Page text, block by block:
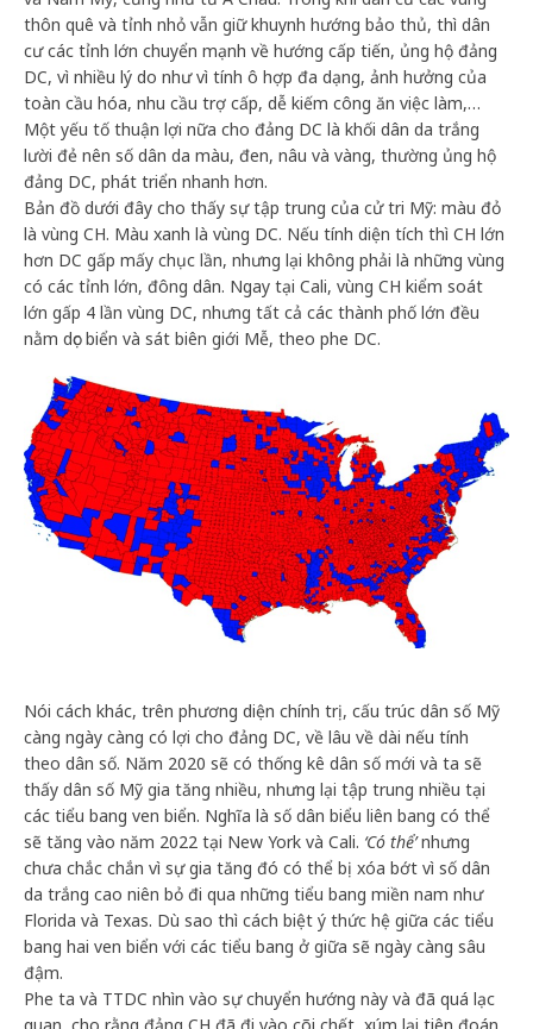
thôn quê và tỉnh nhỏ vẫn giữ khuynh hướng bảo thủ, thì dân
cư các tỉnh lớn chuyển mạnh về hướng cấp tiến, ủng hộ đảng
DC, vì nhiều lý do như vì tính ô hợp đa dạng, ảnh hưởng của
toàn cầu hóa, nhu cầu trợ cấp, dễ kiếm công ăn việc làm,…
Một yếu tố thuận lợi nữa cho đảng DC là khối dân da trắng
lười đẻ nên số dân da màu, đen, nâu và vàng, thường ủng hộ
đảng DC, phát triển nhanh hơn.
Bản đồ dưới đây cho thấy sự tập trung của cử tri Mỹ: màu đỏ
là vùng CH. Màu xanh là vùng DC. Nếu tính diện tích thì CH lớn
hơn DC gấp mấy chục lần, nhưng lại không phải là những vùng
có các tỉnh lớn, đông dân. Ngay tại Cali, vùng CH kiểm soát
lớn gấp 4 lần vùng DC, nhưng tất cả các thành phố lớn đều
nằm dọc biển và sát biên giới Mễ, theo phe DC.
Nói cách khác, trên phương diện chính trị, cấu trúc dân số Mỹ
càng ngày càng có lợi cho đảng DC, về lâu về dài nếu tính
theo dân số. Năm 2020 sẽ có thống kê dân số mới và ta sẽ
thấy dân số Mỹ gia tăng nhiều, nhưng lại tập trung nhiều tại
các tiểu bang ven biển. Nghĩa là số dân biểu liên bang có thể
sẽ tăng vào năm 2022 tại New York và Cali. ‘Có thể’nhưng
chưa chắc chắn vì sự gia tăng đó có thể bị xóa bớt vì số dân
da trắng cao niên bỏ đi qua những tiểu bang miền nam như
Florida và Texas. Dù sao thì cách biệt ý thức hệ giữa các tiểu
bang hai ven biển với các tiểu bang ở giữa sẽ ngày càng sâu
đậm.
Phe ta và TTDC nhìn vào sự chuyển hướng này và đã quá lạc